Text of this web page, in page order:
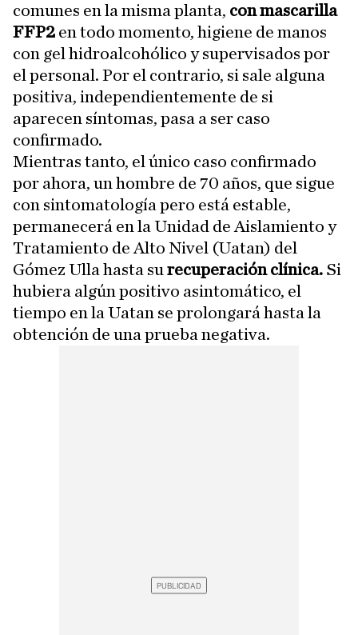
comunes en la misma planta, con mascarilla
FFP2 en todo momento, higiene de manos
con gel hidroalcohólico y supervisados por
el personal. Por el contrario, si sale alguna
positiva, independientemente de si
aparecen síntomas, pasa a ser caso
confirmado.
Mientras tanto, el único caso confirmado
por ahora, un hombre de 70 años, que sigue
con sintomatología pero está estable,
permanecerá en la Unidad de Aislamiento y
Tratamiento de Alto Nivel (Uatan) del
Gómez Ulla hasta su recuperación clínica. Si
hubiera algún positivo asintomático, el
tiempo en la Uatan se prolongará hasta la
obtención de una prueba negativa.